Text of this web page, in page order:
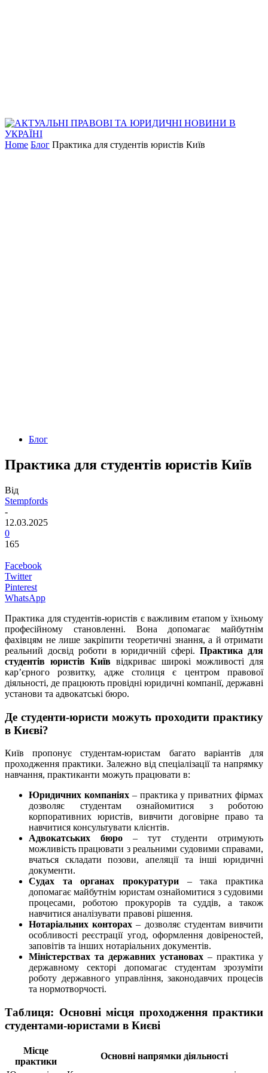
Home Блог Практика для студентів юристів Київ
Блог
Практика для студентів юристів Київ
Від
Stempfords
-
12.03.2025
0
165
Facebook
Twitter
Pinterest
WhatsApp
Практика для студентів-юристів є важливим етапом у їхньому
професійному становленні. Вона допомагає майбутнім
фахівцям не лише закріпити теоретичні знання, а й отримати
реальний досвід роботи в юридичній сфері.Практика для
студентів юристів Київ відкриває широкі можливості для
кар’єрного розвитку, адже столиця є центром правової
діяльності, де працюють провідні юридичні компанії, державні
установи та адвокатські бюро.
Де студенти-юристи можуть проходити практику
в Києві?
Київ пропонує студентам-юристам багато варіантів для
проходження практики. Залежно від спеціалізації та напрямку
навчання, практиканти можуть працювати в:
Юридичних компаніях– практика у приватних фірмах
дозволяє студентам ознайомитися з роботою
корпоративних юристів, вивчити договірне право та
навчитися консультувати клієнтів.
Адвокатських бюро – тут студенти отримують
можливість працювати з реальними судовими справами,
вчаться складати позови, апеляції та інші юридичні
документи.
Судах та органах прокуратури – така практика
допомагає майбутнім юристам ознайомитися з судовими
процесами, роботою прокурорів та суддів, а також
навчитися аналізувати правові рішення.
Нотаріальних конторах – дозволяє студентам вивчити
особливості реєстрації угод, оформлення довіреностей,
заповітів та інших нотаріальних документів.
Міністерствах та державних установах – практика у
державному секторі допомагає студентам зрозуміти
роботу державного управління, законодавчих процесів
та нормотворчості.
Таблиця: Основні місця проходження практики
студентами-юристами в Києві
Місце
практики
Основні напрямки діяльності